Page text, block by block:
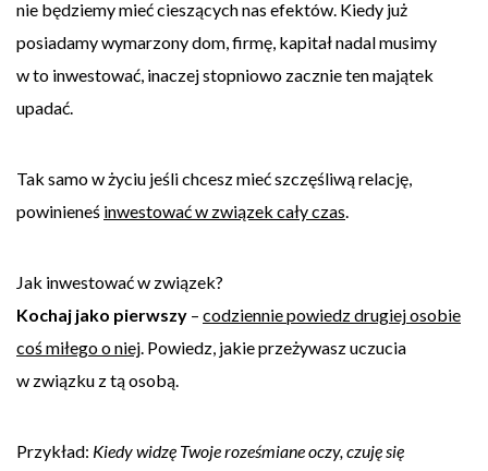
nie będziemy mieć cieszących nas efektów. Kiedy już
posiadamy wymarzony dom, firmę, kapitał nadal musimy
w to inwestować, inaczej stopniowo zacznie ten majątek
upadać.
Tak samo w życiu jeśli chcesz mieć szczęśliwą relację,
powinieneś inwestować w związek cały czas
Jak inwestować w związek?
Kochaj jako pierwszy – codziennie powiedz drugiej osobie
coś miłego o niej . Powiedz, jakie przeżywasz uczucia
w związku z tą osobą.
Przykład: Kiedy widzę Twoje roześmiane oczy, czuję się